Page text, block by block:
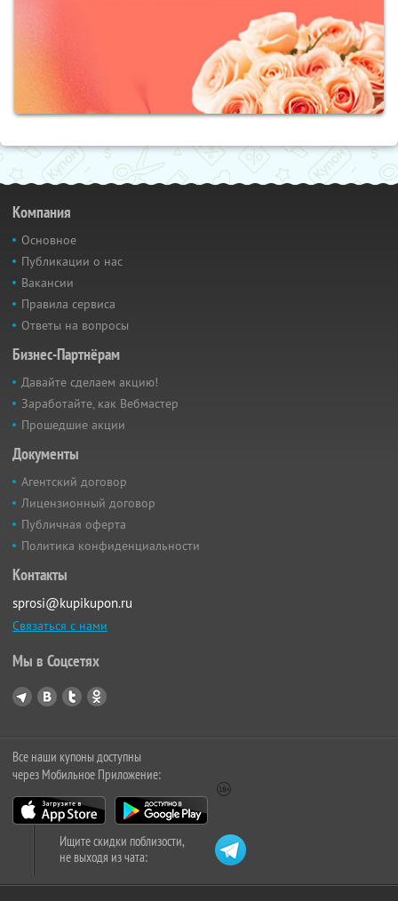
Компания
Основное
Публикации о нас
Вакансии
Правила сервиса
Ответы на вопросы
Бизнес-Партнёрам
Давайте сделаем акцию!
Заработайте, как Вебмастер
Прошедшие акции
Документы
Агентский договор
Лицензионный договор
Публичная оферта
Политика конфиденциальности
Контакты
sprosi@kupikupon.ru
Связаться с нами
Мы в Соцсетях
Все наши купоны доступны
через Мобильное Приложение:
Ищите скидки поблизости,
не выходя из чата: